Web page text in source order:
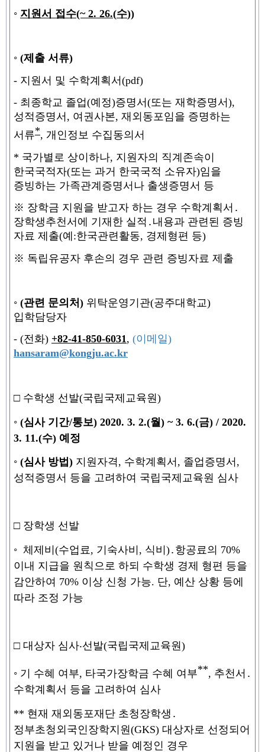
◦ 지원서 접수(~ 2. 26.(수))
◦ (제출 서류)
- 지원서 및 수학계획서(pdf)
- 최종학교 졸업(예정)증명서 (또는 재학증명서 ),
성적증명서 , 여권사본, 재외동포임을 증명하는
서류*, 개인정보 수집동의서
* 국가별로 상이하나, 지원자의 직계존속이
한국국적자(또는 과거 한국국적 소유자)임을
증빙하는 가족관계증명서나 출생증명서 등
※ 장학금 지원을 받고자 하는 경우 수학계획서 ․
장학생추천서에 기재한 실적 ․ 내용과 관련된 증빙
자료 제출(예 :한국관련활동, 경제형편 등)
※ 독립유공자 후손의 경우 관련 증빙자료 제출
◦ (관련 문의처 ) 위탁운영기관(공주대학교)
입학담당자
- (전화) +82-41-850-6031, (이메일)
hansaram@kongju.ac.kr
□ 수학생 선발(국립국제교육원)
◦ (심사 기간/통보) 2020. 3. 2.(월) ~ 3. 6.(금) / 2020.
3. 11.(수) 예정
◦ (심사 방법 ) 지원자격, 수학계획서 , 졸업증명서 ,
성적증명서 등을 고려하여 국립국제교육원 심사
□ 장학생 선발
◦ 체제비(수업료 , 기숙사비 , 식비)․ 항공료의 70%
이내 지급을 원칙으로 하되 수학생 경제 형편 등을
감안하여 70% 이상 신청 가능. 단, 예산 상황 등에
따라 조정 가능
□ 대상자 심사‧선발(국립국제교육원)
◦ 기 수혜 여부, 타국가장학금 수혜 여부**, 추천서 ․
수학계획서 등을 고려하여 심사
** 현재 재외동포재단 초청장학생 ․
정부초청외국인장학지원(GKS) 대상자로 선정되어
지원을 받고 있거나 받을 예정인 경우